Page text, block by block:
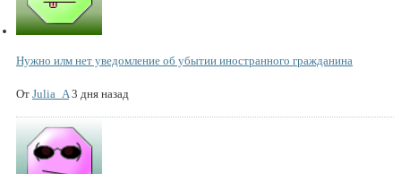
Нужно илм нет уведомление об убытии иностранного гражданина
От Julia_A 3 дня назад